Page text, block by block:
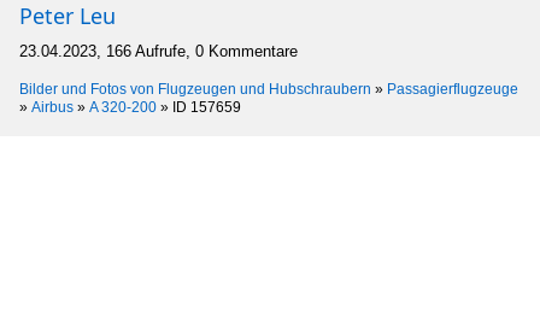
Peter Leu
23.04.2023, 166 Aufrufe, 0 Kommentare
Bilder und Fotos von Flugzeugen und Hubschraubern » Passagierflugzeuge
» Airbus » A 320-200 » ID 157659